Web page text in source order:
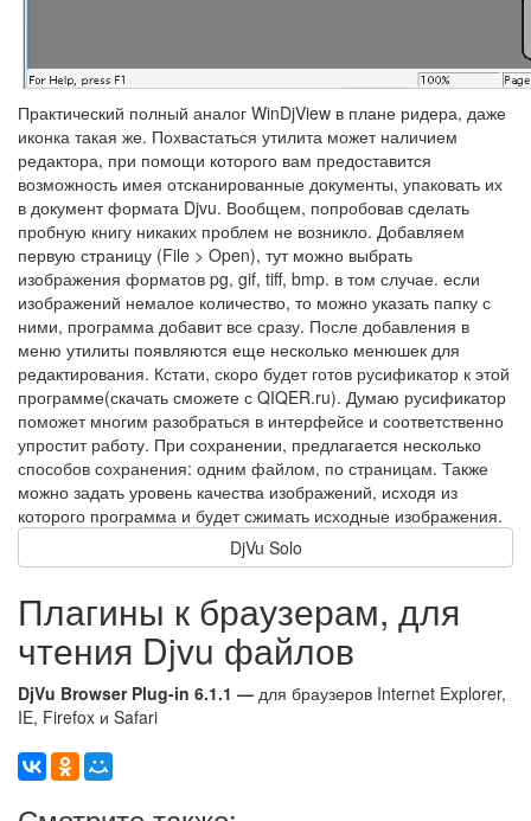
Практический полный аналог WinDjView в плане ридера, даже
иконка такая же. Похвастаться утилита может наличием
редактора, при помощи которого вам предоставится
возможность имея отсканированные документы, упаковать их
в документ формата Djvu. Вообщем, попробовав сделать
пробную книгу никаких проблем не возникло. Добавляем
первую страницу (File > Open), тут можно выбрать
изображения форматов pg, gif, tiff, bmp. в том случае. если
изображений немалое количество, то можно указать папку с
ними, программа добавит все сразу. После добавления в
меню утилиты появляются еще несколько менюшек для
редактирования. Кстати, скоро будет готов русификатор к этой
программе(скачать сможете с QIQER.ru). Думаю русификатор
поможет многим разобраться в интерфейсе и соответственно
упростит работу. При сохранении, предлагается несколько
способов сохранения: одним файлом, по страницам. Также
можно задать уровень качества изображений, исходя из
которого программа и будет сжимать исходные изображения.
DjVu Solo
Плагины к браузерам, для
чтения Djvu файлов
DjVu Browser Plug-in 6.1.1 — для браузеров Internet Explorer,
IE, Firefox и Safari